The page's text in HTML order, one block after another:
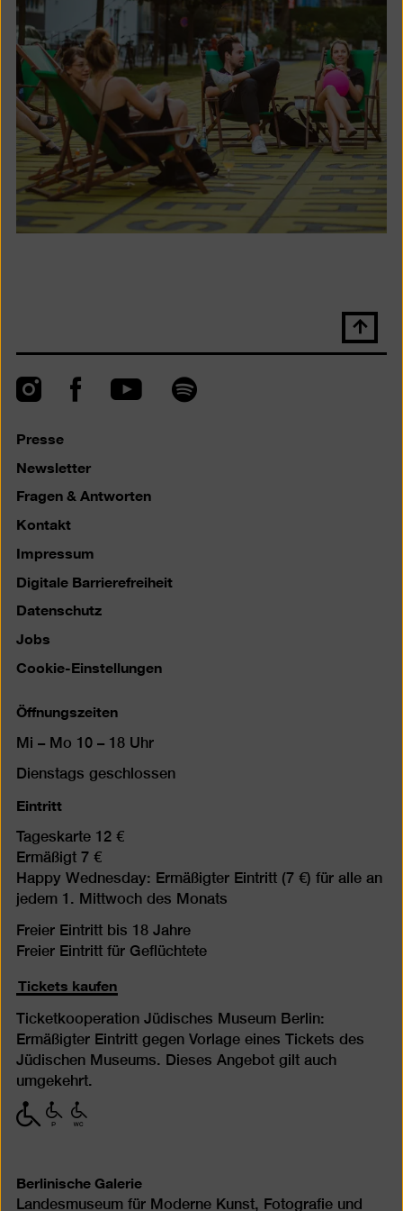
Nach
oben
InstagramFacebookYouTube Spotify
Presse
Newsletter
Fragen & Antworten
Kontakt
Impressum
Digitale Barrierefreiheit
Datenschutz
Jobs
Cookie-Einstellungen
Öffnungszeiten
Mi – Mo 10 – 18 Uhr
Dienstags geschlossen
Eintritt
Tageskarte 12 €
Ermäßigt 7 €
Happy Wednesday: Ermäßigter Eintritt (7 €) für alle an
jedem 1. Mittwoch des Monats
Freier Eintritt bis 18 Jahre
Freier Eintritt für Geflüchtete
Tickets kaufen
Ticketkooperation Jüdisches Museum Berlin:
Ermäßigter Eintritt gegen Vorlage eines Tickets des
Jüdischen Museums. Dieses Angebot gilt auch
umgekehrt.
mit
eingeschränkter
mit
eingeschränkter
mit
eingeschränkter
Berlinische Galerie
Landesmuseum für Moderne Kunst, Fotografie und